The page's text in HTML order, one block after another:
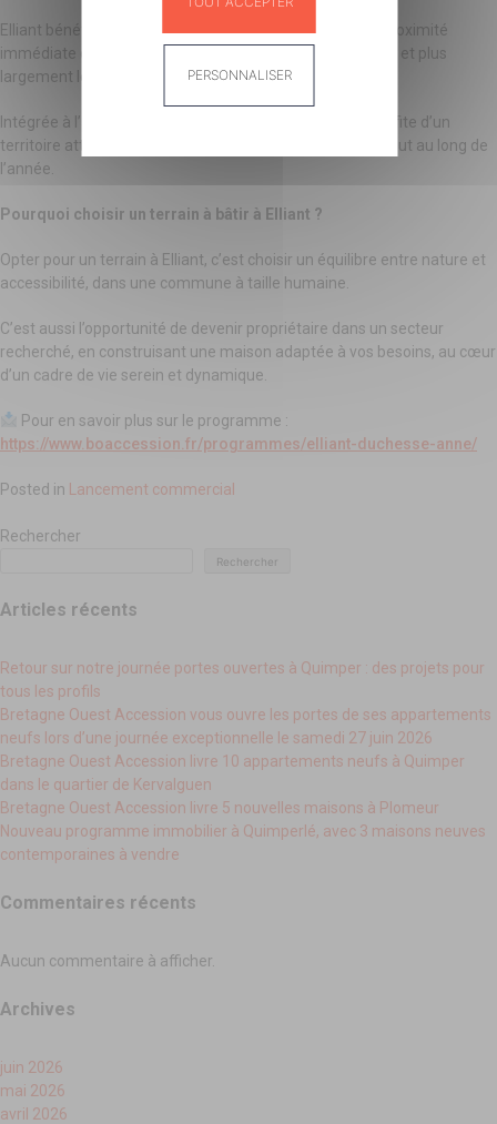
PERSONNALISER
Elliant bénéficie d’une situation géographique idéale, à proximité
immédiate des grands axes reliant Quimper, Concarneau et plus
largement le Finistère Sud.
Intégrée à l’agglomération concarnoise, la commune profite d’un
territoire attractif et animé, offrant une vie locale riche tout au long de
l’année.
Pourquoi choisir un terrain à bâtir à Elliant ?
Opter pour un terrain à Elliant, c’est choisir un équilibre entre nature et
accessibilité, dans une commune à taille humaine.
C’est aussi l’opportunité de devenir propriétaire dans un secteur
recherché, en construisant une maison adaptée à vos besoins, au cœur
d’un cadre de vie serein et dynamique.
Pour en savoir plus sur le programme :
https://www.boaccession.fr/programmes/elliant-duchesse-anne/
Posted in Lancement commercial
Rechercher
Rechercher
Articles récents
Retour sur notre journée portes ouvertes à Quimper : des projets pour
tous les profils
Bretagne Ouest Accession vous ouvre les portes de ses appartements
neufs lors d’une journée exceptionnelle le samedi 27 juin 2026
Bretagne Ouest Accession livre 10 appartements neufs à Quimper
dans le quartier de Kervalguen
Bretagne Ouest Accession livre 5 nouvelles maisons à Plomeur
Nouveau programme immobilier à Quimperlé, avec 3 maisons neuves
contemporaines à vendre
Commentaires récents
Aucun commentaire à afficher.
Archives
juin 2026
mai 2026
avril 2026